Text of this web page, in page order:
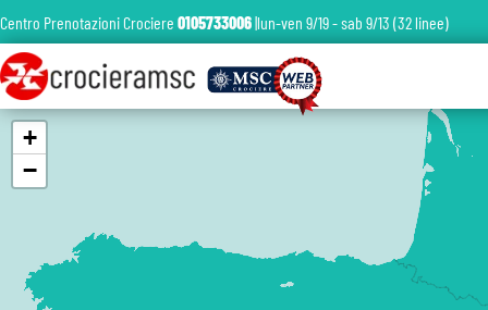
+
−
Centro Prenotazioni Crociere 0105733006|lun-ven 9/19 - sab 9/13 (32 linee)